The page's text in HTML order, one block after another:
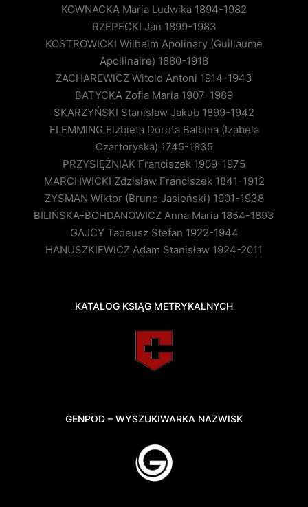
KOWNACKA Maria Ludwika 1894-1982
RZEPECKI Jan 1899-1983
KOSTROWICKI Wilhelm Apolinary (Guillaume
Apollinaire) 1880-1918
ZACHAREWICZ Witold Antoni 1914-1943
BATYCKA Zofia Maria 1907-1989
SKARZYŃSKI Stanisław Jakub 1899-1942
FLEMMING Elżbieta Dorota Balbina (Izabela
Czartoryska) 1745-1835
PRZYSIĘŻNIAK Franciszek 1909-1975
MARCHWICKI Zdzisław Franciszek 1841-1912
ZYSMAN Wiktor (Bruno Jasieński) 1901-1938
BILIŃSKA-BOHDANOWICZ Anna Maria 1854-1893
GAJCY Tadeusz Stefan 1922-1944
HANUSZKIEWICZ Adam Stanisław 1924-2011
KATALOG KSIĄG METRYKALNYCH
GENPOD – WYSZUKIWARKA NAZWISK